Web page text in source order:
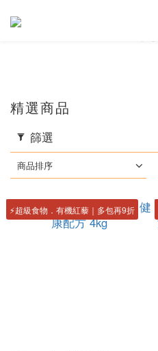
精選商品
篩選
商品排序
⚡️超級食物．有機紅藜｜多包再9折